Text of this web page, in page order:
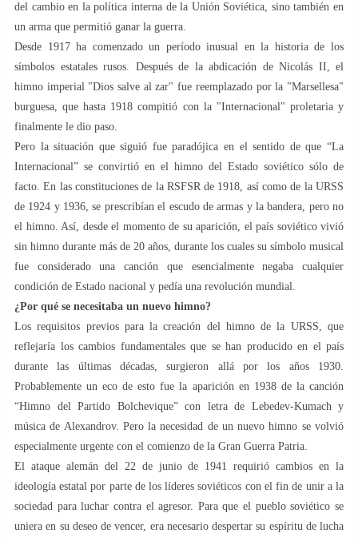
del cambio en la política interna de la Unión Soviética, sino también en
un arma que permitió ganar la guerra.
Desde 1917 ha comenzado un período inusual en la historia de los
símbolos estatales rusos. Después de la abdicación de Nicolás II, el
himno imperial "Dios salve al zar" fue reemplazado por la "Marsellesa"
burguesa, que hasta 1918 compitió con la "Internacional" proletaria y
finalmente le dio paso.
Pero la situación que siguió fue paradójica en el sentido de que “La
Internacional” se convirtió en el himno del Estado soviético sólo de
facto. En las constituciones de la RSFSR de 1918, así como de la URSS
de 1924 y 1936, se prescribían el escudo de armas y la bandera, pero no
el himno. Así, desde el momento de su aparición, el país soviético vivió
sin himno durante más de 20 años, durante los cuales su símbolo musical
fue considerado una canción que esencialmente negaba cualquier
condición de Estado nacional y pedía una revolución mundial.
¿Por qué se necesitaba un nuevo himno?
Los requisitos previos para la creación del himno de la URSS, que
reflejaría los cambios fundamentales que se han producido en el país
durante las últimas décadas, surgieron allá por los años 1930.
Probablemente un eco de esto fue la aparición en 1938 de la canción
“Himno del Partido Bolchevique” con letra de Lebedev-Kumach y
música de Alexandrov. Pero la necesidad de un nuevo himno se volvió
especialmente urgente con el comienzo de la Gran Guerra Patria.
El ataque alemán del 22 de junio de 1941 requirió cambios en la
ideología estatal por parte de los líderes soviéticos con el fin de unir a la
sociedad para luchar contra el agresor. Para que el pueblo soviético se
uniera en su deseo de vencer, era necesario despertar su espíritu de lucha